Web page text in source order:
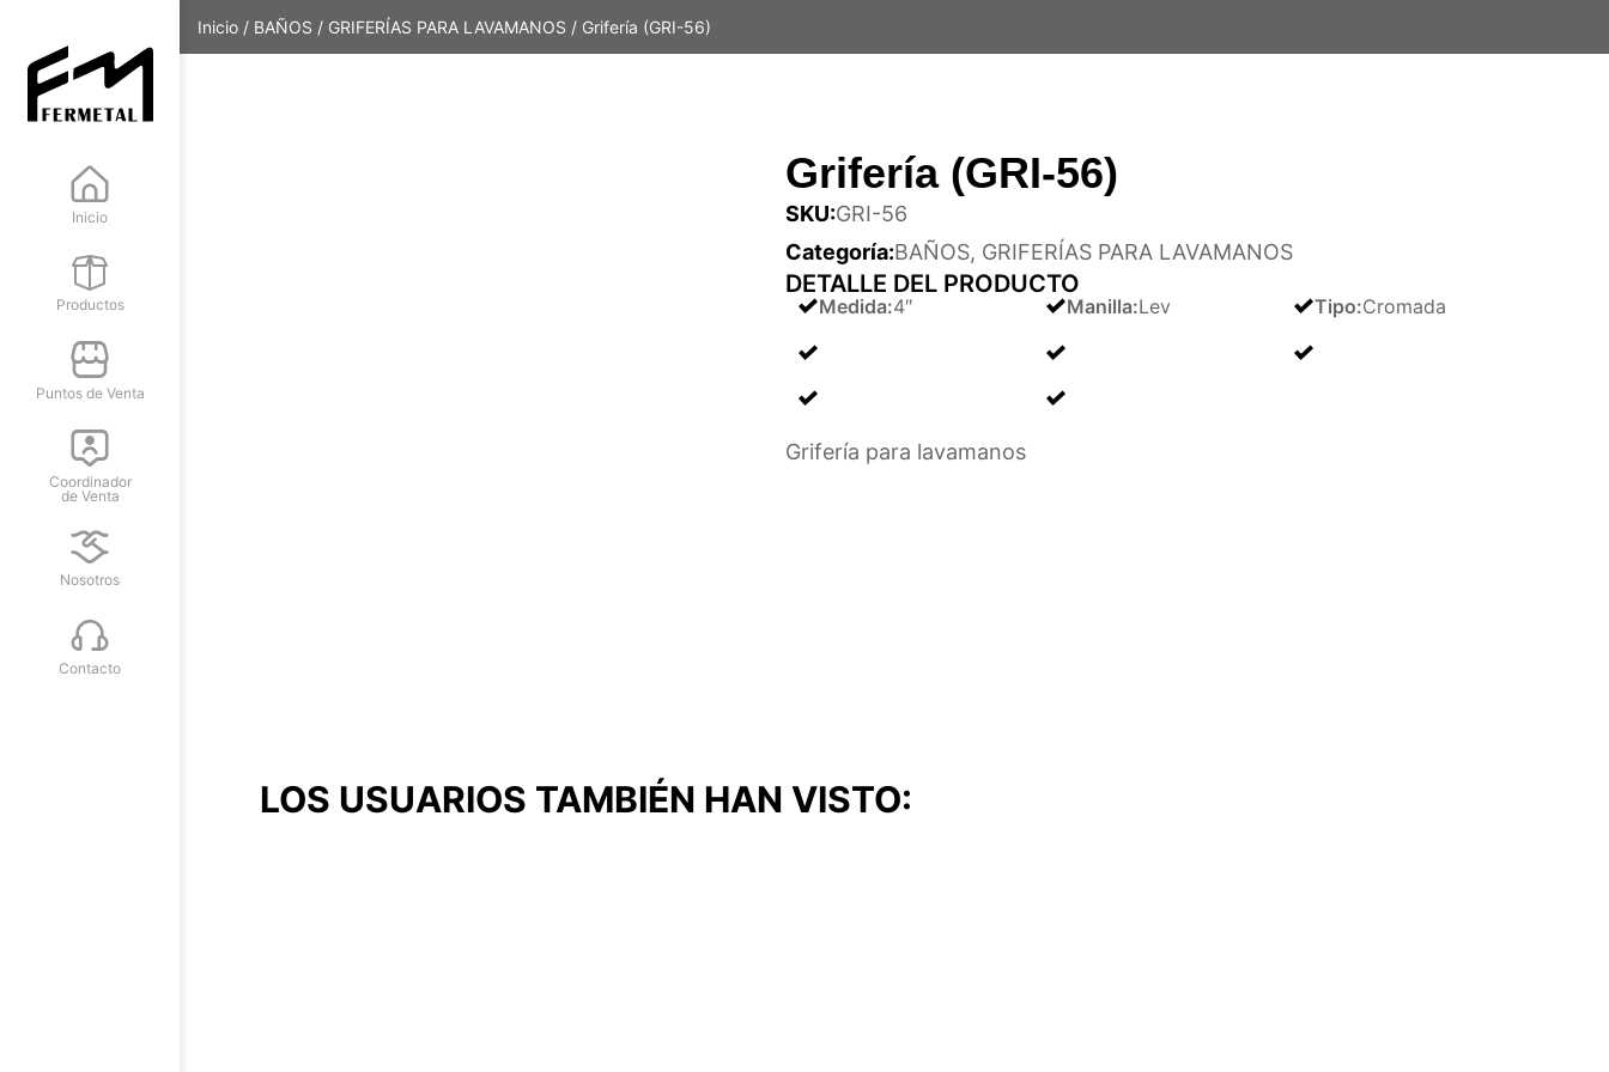
Inicio
Productos
Puntos de Venta
Coordinador
de Venta
Nosotros
Contacto
Inicio / BAÑOS / GRIFERÍAS PARA LAVAMANOS / Grifería (GRI-56)
Grifería (GRI-56)
SKU:GRI-56
Categoría:BAÑOS, GRIFERÍAS PARA LAVAMANOS
DETALLE DEL PRODUCTO
Medida:4″ Manilla:Lev Tipo:Cromada
Grifería para lavamanos
LOS USUARIOS TAMBIÉN HAN VISTO: